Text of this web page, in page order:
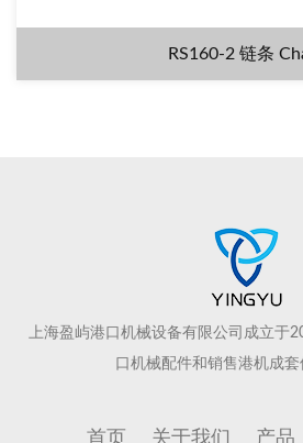
RS160-2 链条
上海盈屿港口机械设备有限公司成立于
口机械配件和销售港机成套
首页 关于我们 产品